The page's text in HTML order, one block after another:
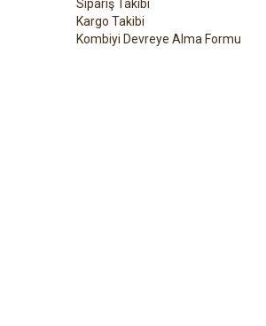
Sipariş Takibi
Kargo Takibi
Kombiyi Devreye Alma Formu